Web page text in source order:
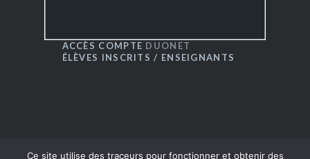
ACCÈS COMPTE DUONET
ÉLÈVES INSCRITS / ENSEIGNANTS
Ce site utilise des traceurs pour fonctionner et obtenir des